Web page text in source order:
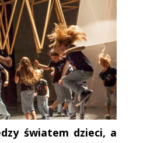
światem dzieci, a